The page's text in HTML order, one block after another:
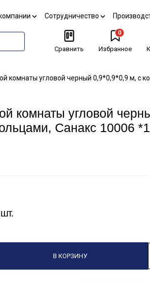
Сотрудничество
Сравнить
0
Избранное
комнаты угловой черный 0,9*0,9*0,9 м, с
комнаты угловой
Санакс 10006
В КОРЗИНУ